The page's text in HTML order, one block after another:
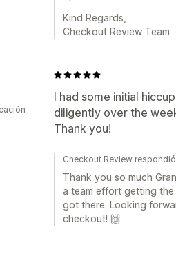
Kind Regards,
Checkout Review Team
I had some initial
diligently over the
Thank you!
Checkout Review
Thank you so much
a team effort getting
got there. Looking
checkout! 🙌